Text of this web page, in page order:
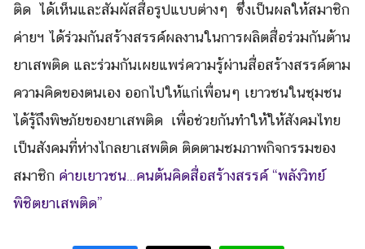
for:
ติด ได้เห็นและสัมผัสสื่อรูปแบบต่างๆ ซึ่งเป็นผลให้สมาชิก
ค่ายฯ ได้ร่วมกันสร้างสรรค์ผลงานในการผลิตสื่อร่วมกันต้าน
ยาเสพติด และร่วมกันเผยแพร่ความรู้ผ่านสื่อสร้างสรรค์ตาม
ความคิดของตนเอง ออกไปให้แก่เพื่อนๆ เยาวชนในชุมชน
ได้รู้ถึงพิษภัยของยาเสพติด เพื่อช่วยกันทำให้ให้สังคมไทย
เป็นสังคมที่ห่างไกลยาเสพติด ติดตามชมภาพกิจกรรมของ
สมาชิก ค่ายเยาวชน…คนต้นคิดสื่อสร้างสรรค์ “พลังวิทย์
พิชิตยาเสพติด”